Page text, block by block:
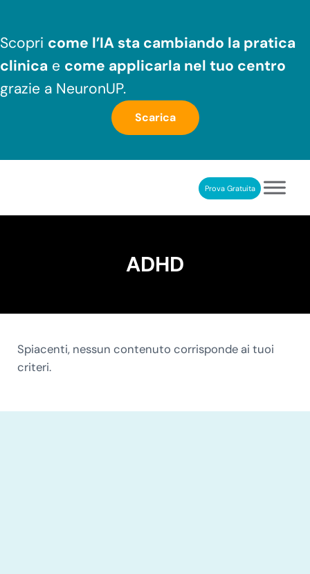
Scopri come l’IA sta cambiando la pratica
clinica e come applicarla nel tuo centro
grazie a NeuronUP.
Scarica
RIABILITAZIONE COGNITIVA PROFESSIONALEProva Gratuita
ADHD
Spiacenti, nessun contenuto corrisponde ai tuoi
criteri.